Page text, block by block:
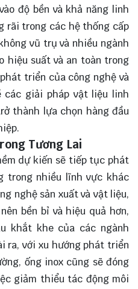
độ bền và khả năng linh
rãi trong các hệ thống cấp
vũ trụ và nhiều ngành
hiệu suất và an toàn trong
triển của công nghệ và
các giải pháp vật liệu linh
thành lựa chọn hàng đầu
Tương Lai
dự kiến sẽ tiếp tục phát
trong nhiều lĩnh vực khác
nghệ sản xuất và vật liệu,
bền bỉ và hiệu quả hơn,
khắt khe của các ngành
ra, với xu hướng phát triển
ống inox cũng sẽ đóng
giảm thiểu tác động môi